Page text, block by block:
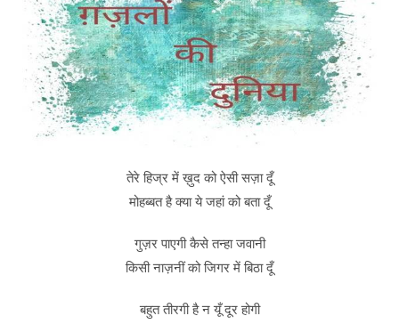
तेरे हिज्र में ख़ुद को ऐसी सज़ा दूँ
मोहब्बत है क्या ये जहां को बता दूँ
गुज़र पाएगी कैसे तन्हा जवानी
किसी नाज़नीं को जिगर में बिठा दूँ
बहुत तीरगी है न यूँ दूर होगी